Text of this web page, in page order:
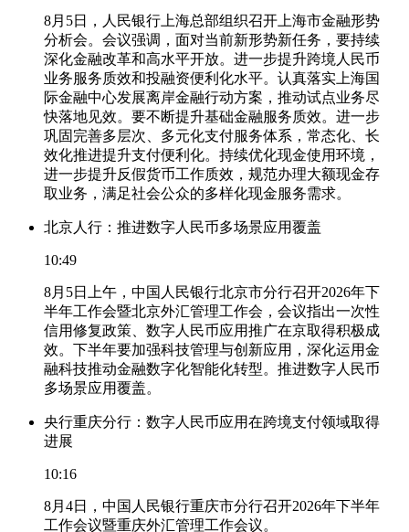
8月5日，人民银行上海总部组织召开上海市金融形势
分析会。会议强调，面对当前新形势新任务，要持续
深化金融改革和高水平开放。进一步提升跨境人民币
业务服务质效和投融资便利化水平。认真落实上海国
际金融中心发展离岸金融行动方案，推动试点业务尽
快落地见效。要不断提升基础金融服务质效。进一步
巩固完善多层次、多元化支付服务体系，常态化、长
效化推进提升支付便利化。持续优化现金使用环境，
进一步提升反假货币工作质效，规范办理大额现金存
取业务，满足社会公众的多样化现金服务需求。
北京人行：推进数字人民币多场景应用覆盖
10:49
8月5日上午，中国人民银行北京市分行召开2026年下
半年工作会暨北京外汇管理工作会，会议指出一次性
信用修复政策、数字人民币应用推广在京取得积极成
效。下半年要加强科技管理与创新应用，深化运用金
融科技推动金融数字化智能化转型。推进数字人民币
多场景应用覆盖。
央行重庆分行：数字人民币应用在跨境支付领域取得
进展
10:16
8月4日，中国人民银行重庆市分行召开2026年下半年
工作会议暨重庆外汇管理工作会议。